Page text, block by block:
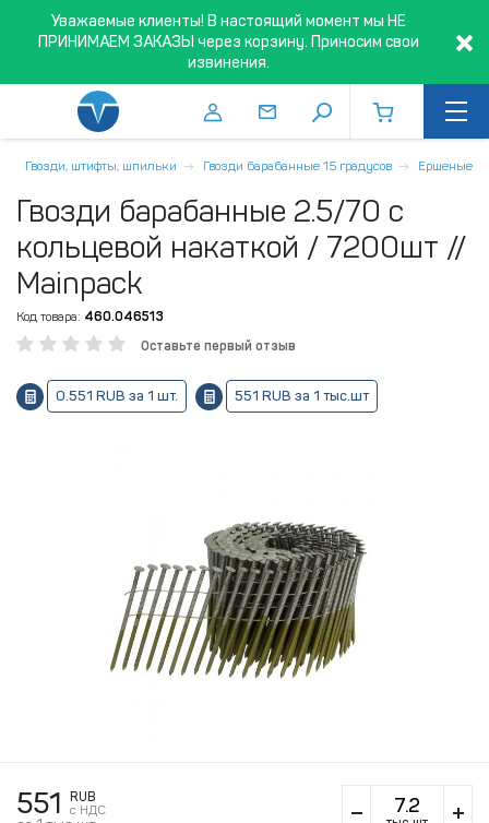
Уважаемые клиенты! В настоящий момент мы НЕ
ПРИНИМАЕМ ЗАКАЗЫ через корзину. Приносим свои
извинения.
Гвозди, штифты, шпильки Гвозди барабанные 15 градусов Ершеные
Гвозди барабанные 2.5/70 с
кольцевой накаткой / 7200шт //
Mainpack
Код товара: 460.046513
Оставьте первый отзыв
0.551 RUB за 1 шт. 551 RUB за 1 тыс.шт
551
RUB
c НДС